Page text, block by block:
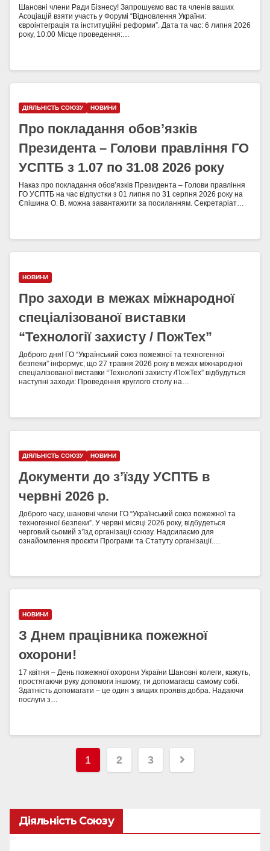
Шановні члени Ради Бізнесу! Запрошуємо вас та членів ваших
Асоціацій взяти участь у Форумі “Відновлення України:
євроінтеграція та інституційні реформи”. Дата та час: 6 липня 2026
року, 10:00 Місце проведення:…
ДІЯЛЬНІСТЬ СОЮЗУ НОВИНИ
Про покладання обов’язків
Президента – Голови правління ГО
УСПТБ з 1.07 по 31.08 2026 року
Наказ про покладання обов’язків Президента – Голови правління
ГО УСПТБ на час відпустки з 01 липня по 31 серпня 2026 року на
Єпішина О. В. можна завантажити за посиланням. Секретаріат…
НОВИНИ
Про заходи в межах міжнародної
спеціалізованої виставки
“Технології захисту / ПожТех”
Доброго дня! ГО “Український союз пожежної та техногенної
безпеки” інформує, що 27 травня 2026 року в межах міжнародної
спеціалізованої виставки “Технології захисту /ПожТех” відбудуться
наступні заходи: Проведення круглого столу на…
ДІЯЛЬНІСТЬ СОЮЗУ НОВИНИ
Документи до з’їзду УСПТБ в
червні 2026 р.
Доброго часу, шановні члени ГО “Український союз пожежної та
техногенної безпеки”. У червні місяці 2026 року, відбудеться
черговий сьомий з’їзд організації союзу. Надсилаємо для
ознайомлення проєкти Програми та Статуту організації.…
НОВИНИ
З Днем працівника пожежної
охорони!
17 квітня – День пожежної охорони України Шановні колеги, кажуть,
простягаючи руку допомоги іншому, ти допомагаєш самому собі.
Здатність допомагати – це один з вищих проявів добра. Надаючи
послуги з…
1 2 3
Діяльність Союзу